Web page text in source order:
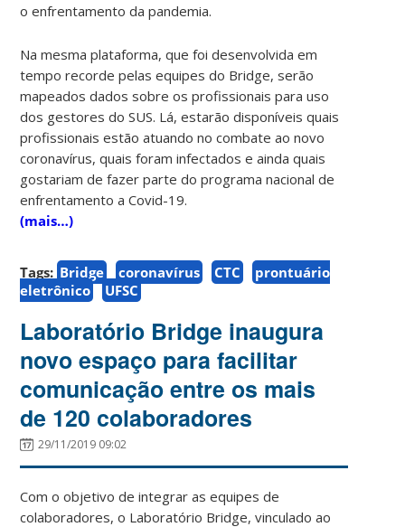
o enfrentamento da pandemia.
Na mesma plataforma, que foi desenvolvida em
tempo recorde pelas equipes do Bridge, serão
mapeados dados sobre os profissionais para uso
dos gestores do SUS. Lá, estarão disponíveis quais
profissionais estão atuando no combate ao novo
coronavírus, quais foram infectados e ainda quais
gostariam de fazer parte do programa nacional de
enfrentamento a Covid-19.
(mais…)
Tags: Bridge coronavírus CTC
prontuário
eletrônico
UFSC
Laboratório Bridge inaugura
novo espaço para facilitar
comunicação entre os mais
de 120 colaboradores
29/11/2019 09:02
Com o objetivo de integrar as equipes de
colaboradores, o Laboratório Bridge, vinculado ao